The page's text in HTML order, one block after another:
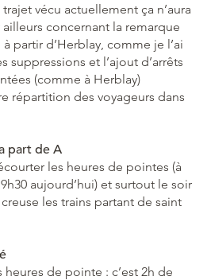
vécu actuellement ça n’aura
concernant la remarque
partir d’Herblay, comme je l’ai
suppressions et l’ajout d’arrêts
(comme à Herblay)
répartition des voyageurs dans
part de A
les heures de pointes (à
aujourd’hui) et surtout le soir
les trains partant de saint
heures de pointe : c’est 2h de